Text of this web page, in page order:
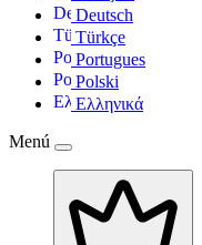
Deutsch
Türkçe
Portugues
Polski
Ελληνικά
Menú